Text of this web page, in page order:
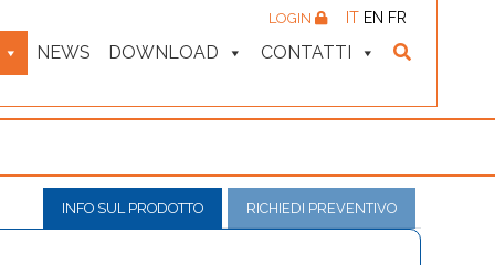
NEWS DOWNLOAD CONTATTI
LOGIN IT EN FR
INFO SUL PRODOTTO RICHIEDI PREVENTIVO